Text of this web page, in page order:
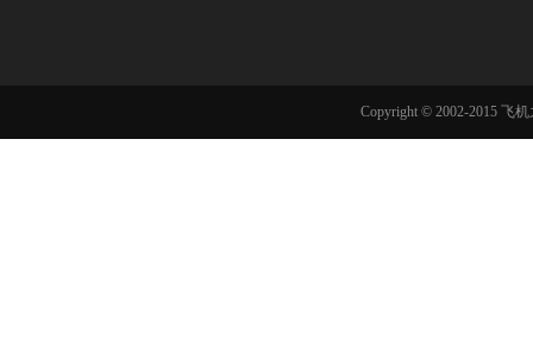
Copyright © 2002-2015 飞